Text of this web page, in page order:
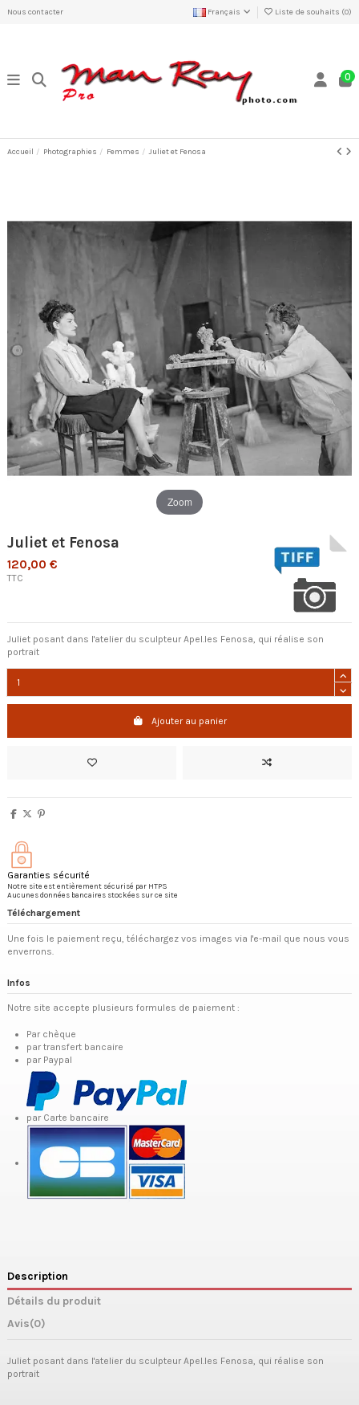
Nous contacter Français Liste de souhaits (0)
0
Accueil Photographies Femmes Juliet et Fenosa
Zoom
Juliet et Fenosa
120,00 €
TTC
Juliet posant dans l'atelier du sculpteur Apel.les Fenosa, qui réalise son
portrait
Ajouter au panier
Garanties sécurité
Notre site est entièrement sécurisé par HTPS
Aucunes données bancaires stockées sur ce site
Téléchargement
Une fois le paiement reçu, téléchargez vos images via l'e-mail que nous vous
enverrons.
Infos
Notre site accepte plusieurs formules de paiement :
Par chèque
par transfert bancaire
par Paypal
par Carte bancaire
Description
Détails du produit
Avis(0)
Juliet posant dans l'atelier du sculpteur Apel.les Fenosa, qui réalise son
portrait